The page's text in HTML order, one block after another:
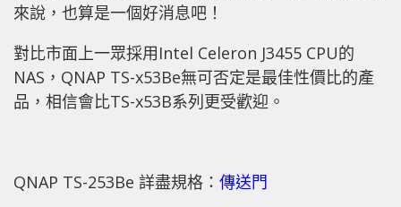
來說，也算是一個好消息吧！
對比市面上一眾採用Intel Celeron J3455 CPU的
NAS，QNAP TS-x53Be無可否定是最佳性價比的產
品，相信會比TS-x53B系列更受歡迎。
QNAP TS-253Be 詳盡規格： 傳送門